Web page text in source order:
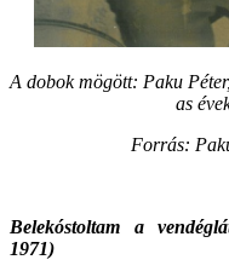
A dobok mögött: Paku
as
Forrás:
Belekóstoltam a
1971)